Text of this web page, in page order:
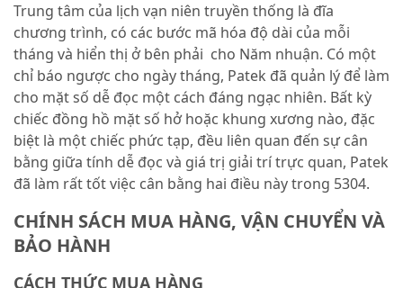
Trung tâm của lịch vạn niên truyền thống là đĩa
chương trình, có các bước mã hóa độ dài của mỗi
tháng và hiển thị ở bên phải cho Năm nhuận. Có một
chỉ báo ngược cho ngày tháng, Patek đã quản lý để làm
cho mặt số dễ đọc một cách đáng ngạc nhiên. Bất kỳ
chiếc đồng hồ mặt số hở hoặc khung xương nào, đặc
biệt là một chiếc phức tạp, đều liên quan đến sự cân
bằng giữa tính dễ đọc và giá trị giải trí trực quan, Patek
đã làm rất tốt việc cân bằng hai điều này trong 5304.
CHÍNH SÁCH MUA HÀNG, VẬN CHUYỂN VÀ
BẢO HÀNH
CÁCH THỨC MUA HÀNG